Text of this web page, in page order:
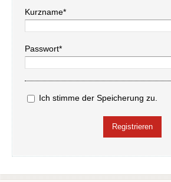
Kurzname*
Passwort*
Ich stimme der Speicherung zu.